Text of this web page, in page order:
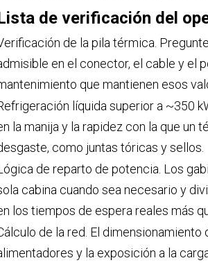
de verificación del
de la pila térmica.
en el conector, el cable y el
que mantienen esos
líquida superior a ~350
la manija y la rapidez con la que
como juntas tóricas y sellos.
de reparto de potencia. Los
cabina cuando sea necesario y
los tiempos de espera reales más
de la red. El
y la exposición a la